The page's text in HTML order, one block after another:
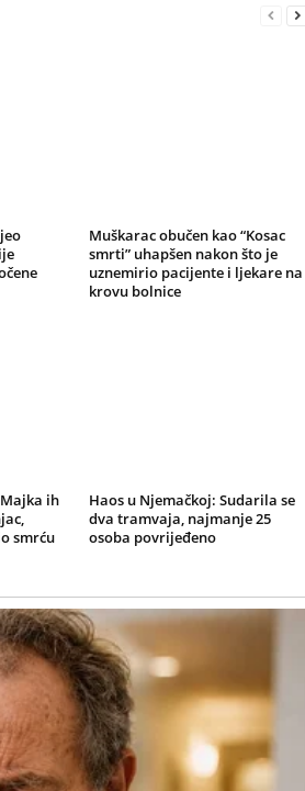
Muškarac obučen kao “Kosac
smrti” uhapšen nakon što je
uznemirio pacijente i ljekare na
krovu bolnice
Majka ih
smrću
Haos u Njemačkoj: Sudarila se
dva tramvaja, najmanje 25
osoba povrijeđeno